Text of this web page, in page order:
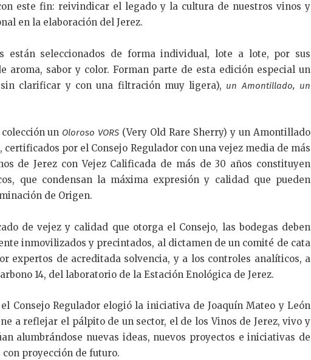
este fin: reivindicar el legado y la cultura de nuestros vinos y
en la elaboración del Jerez.
están seleccionados de forma individual, lote a lote, por sus
aroma, sabor y color. Forman parte de esta edición especial un
sin clarificar y con una filtración muy ligera), un Amontillado, un
un Oloroso VORS (Very Old Rare Sherry) y un Amontillado
certificados por el Consejo Regulador con una vejez media de más
de Jerez con Vejez Calificada de más de 30 años constituyen
que condensan la máxima expresión y calidad que pueden
de Origen.
de vejez y calidad que otorga el Consejo, las bodegas deben
inmovilizados y precintados, al dictamen de un comité de cata
expertos de acreditada solvencia, y a los controles analíticos, a
14, del laboratorio de la Estación Enológica de Jerez.
Consejo Regulador elogió la iniciativa de Joaquín Mateo y León
a reflejar el pálpito de un sector, el de los Vinos de Jerez, vivo y
alumbrándose nuevas ideas, nuevos proyectos e iniciativas de
proyección de futuro.